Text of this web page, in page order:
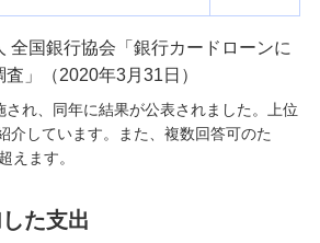
換のメリットとは？検討できるケ
解説
代が払えないと何が起きる？リス
説
ドローンとは？特徴や銀行カード
全国銀行協会「銀行カードローンに
」（2020年3月31日）
れ、同年に結果が公表されました。上位
介しています。また、複数回答可のた
えます。
た支出